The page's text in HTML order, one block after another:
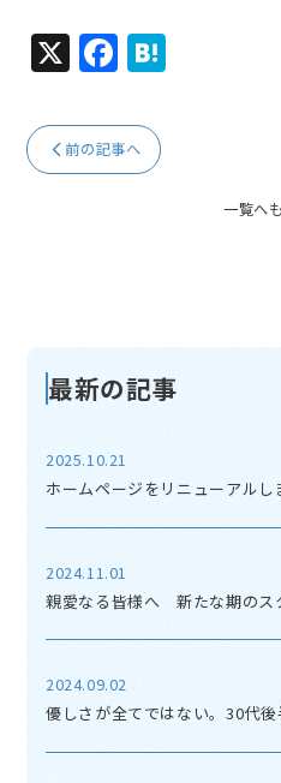
X F
a
c
e
前の記事へ
一覧へ
最新の記事
2025.10.21
ホームページをリニューアルし
2024.11.01
親愛なる皆様へ 新たな期の
2024.09.02
優しさが全てではない。30代後